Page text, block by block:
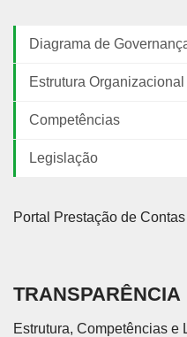
Diagrama de
Estrutura
Competências
Legislação
Portal Prestação de
TRANSPARÊNCIA
Estrutura, Competências e